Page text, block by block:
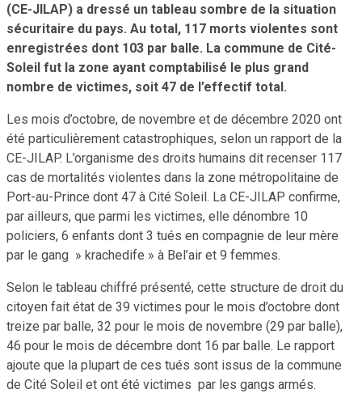
(CE-JILAP) a dressé un tableau sombre de la situation
sécuritaire du pays. Au total, 117 morts violentes sont
enregistrées dont 103 par balle. La commune de Cité-
Soleil fut la zone ayant comptabilisé le plus grand
nombre de victimes, soit 47 de l’effectif total.
Les mois d’octobre, de novembre et de décembre 2020 ont
été particulièrement catastrophiques, selon un rapport de la
CE-JILAP. L’organisme des droits humains dit recenser 117
cas de mortalités violentes dans la zone métropolitaine de
Port-au-Prince dont 47 à Cité Soleil. La CE-JILAP confirme,
par ailleurs, que parmi les victimes, elle dénombre 10
policiers, 6 enfants dont 3 tués en compagnie de leur mère
par le gang » krachedife » à Bel’air et 9 femmes.
Selon le tableau chiffré présenté, cette structure de droit du
citoyen fait état de 39 victimes pour le mois d’octobre dont
treize par balle, 32 pour le mois de novembre (29 par balle),
46 pour le mois de décembre dont 16 par balle. Le rapport
ajoute que la plupart de ces tués sont issus de la commune
de Cité Soleil et ont été victimes par les gangs armés.